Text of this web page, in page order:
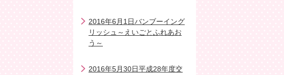
2016年6月1日バンブーイング
リッシュ～えいごとふれあお
う～
2016年5月30日平成28年度交